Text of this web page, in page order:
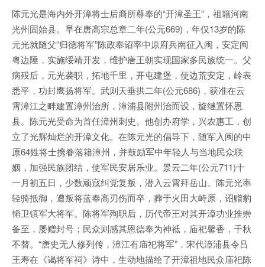
陈元光是海内外开漳将士后裔所尊奉的“开漳圣王”，祖籍河南
光州固始县。早在唐高宗总章二年(公元669)，年仅13岁的陈
元光就随父“归德将军”陈政奉诏率中原府兵南征入闽，安定闽
粤边陲，实施绥靖开发，维护唐王朝实现国家多民族统一。父
病殁后，元光袭职，拓地千里，开屯建堡，使边荒安定，岭表
悉平，功封鹰扬将军。武则天垂拱二年(公元686)，获准在云
霄漳江之畔建置漳州治所，漳浦县附州治而设，旋继置怀恩
县。陈元光受命为首任漳州刺史。他创办府学，兴农惠工，创
立了光辉灿烂的开漳文化。在陈元光的倡导下，随军入闽的中
原64姓将士携眷落籍漳州，并鼓励军中年轻人与当地民众联
姻，加强民族团结，使军民安居乐业。景云二年(公元711)十
一月初五日，少数顽寇纠党复叛，潜入云霄拜岳山。陈元光率
轻骑抵御，遭叛将蓝奉高刃伤而卒，葬于火田大峙原，诏赠豹
韬卫镇军大将军。陈将军殉职后，历代帝王对其开漳功业推崇
备至，屡赠封号；民众则感其恩德奉为神祗，庙祀馨香，千秋
不替。“唐史无人修列传，漳江有庙祀将军”，宋代漳浦县令吕
王寿在《谒将军祠》诗中，生动地描绘了开漳祖地民众庙祀陈